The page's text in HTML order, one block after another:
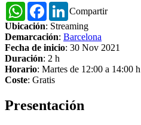
Compartir
WhatsAppFacebookLinkedIn
Ubicación: Streaming
Demarcación: Barcelona
Fecha de inicio: 30 Nov 2021
Duración: 2 h
Horario: Martes de 12:00 a 14:00 h
Coste: Gratis
Presentación